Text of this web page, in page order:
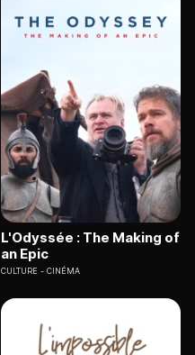
L'Odyssée : The Making of
an Epic
CULTURE CINÉMA